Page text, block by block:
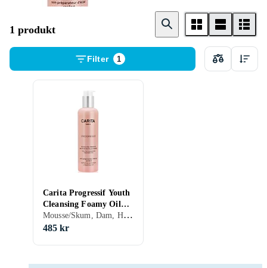
1 produkt
Filter 1
Carita Progressif Youth
Cleansing Foamy Oil
200ml
Mousse/Skum, Dam, Herr, Normal, Torr, Mogen, 200 ml/g
485 kr